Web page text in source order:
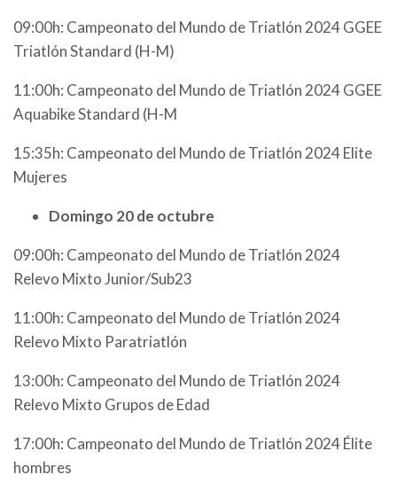
09:00h: Campeonato del Mundo de Triatlón 2024 GGEE
Triatlón Standard (H-M)
11:00h: Campeonato del Mundo de Triatlón 2024 GGEE
Aquabike Standard (H-M
15:35h: Campeonato del Mundo de Triatlón 2024 Elite
Mujeres
Domingo 20 de octubre
09:00h: Campeonato del Mundo de Triatlón 2024
Relevo Mixto Junior/Sub23
11:00h: Campeonato del Mundo de Triatlón 2024
Relevo Mixto Paratriatlón
13:00h: Campeonato del Mundo de Triatlón 2024
Relevo Mixto Grupos de Edad
17:00h: Campeonato del Mundo de Triatlón 2024 Élite
hombres